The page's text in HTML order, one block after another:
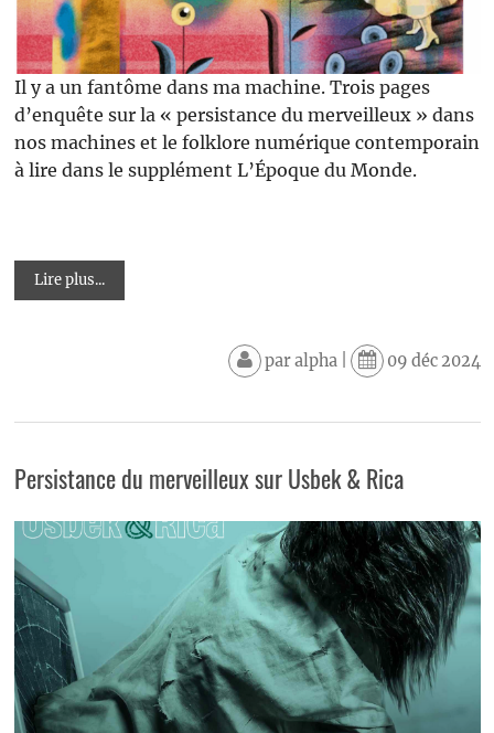
Il y a un fantôme dans ma machine. Trois pages
d’enquête sur la « persistance du merveilleux » dans
nos machines et le folklore numérique contemporain
à lire dans le supplément L’Époque du Monde.
Lire plus...
paralpha| 09 déc 2024
Persistance du merveilleux sur Usbek & Rica